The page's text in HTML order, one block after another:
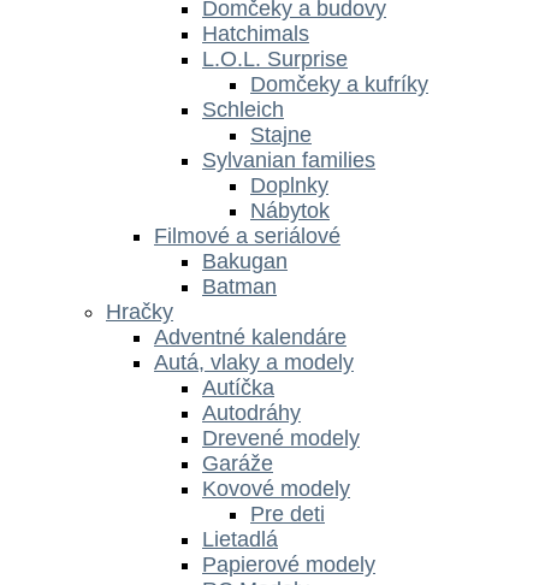
Domčeky a budovy
Hatchimals
L.O.L. Surprise
Domčeky a kufríky
Schleich
Stajne
Sylvanian families
Doplnky
Nábytok
Filmové a seriálové
Bakugan
Batman
Hračky
Adventné kalendáre
Autá, vlaky a modely
Autíčka
Autodráhy
Drevené modely
Garáže
Kovové modely
Pre deti
Lietadlá
Papierové modely